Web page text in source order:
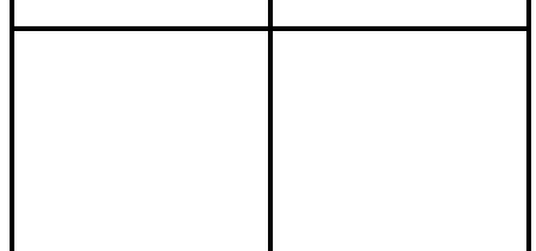
мм
Контроллеры для систем